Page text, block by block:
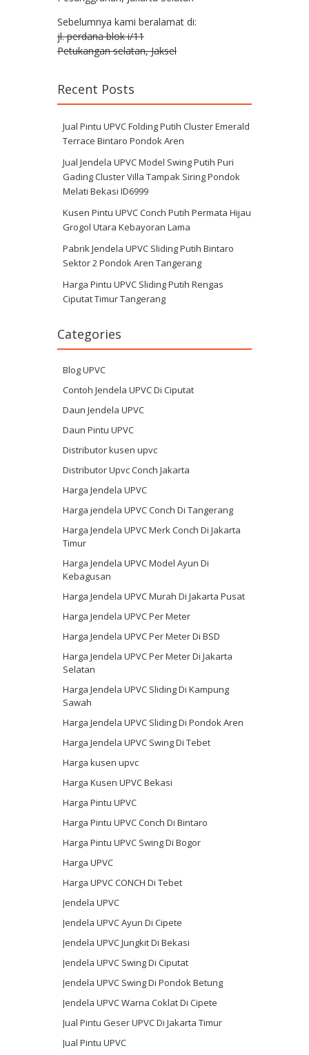
Sebelumnya kami beralamat di:
jl. perdana blok i/11
Petukangan selatan, Jaksel
Recent Posts
Jual Pintu UPVC Folding Putih Cluster Emerald
Terrace Bintaro Pondok Aren
Jual Jendela UPVC Model Swing Putih Puri
Gading Cluster Villa Tampak Siring Pondok
Melati Bekasi ID6999
Kusen Pintu UPVC Conch Putih Permata Hijau
Grogol Utara Kebayoran Lama
Pabrik Jendela UPVC Sliding Putih Bintaro
Sektor 2 Pondok Aren Tangerang
Harga Pintu UPVC Sliding Putih Rengas
Ciputat Timur Tangerang
Categories
Blog UPVC
Contoh Jendela UPVC Di Ciputat
Daun Jendela UPVC
Daun Pintu UPVC
Distributor kusen upvc
Distributor Upvc Conch Jakarta
Harga Jendela UPVC
Harga jendela UPVC Conch Di Tangerang
Harga Jendela UPVC Merk Conch Di Jakarta
Timur
Harga Jendela UPVC Model Ayun Di
Kebagusan
Harga Jendela UPVC Murah Di Jakarta Pusat
Harga Jendela UPVC Per Meter
Harga Jendela UPVC Per Meter Di BSD
Harga Jendela UPVC Per Meter Di Jakarta
Selatan
Harga Jendela UPVC Sliding Di Kampung
Sawah
Harga Jendela UPVC Sliding Di Pondok Aren
Harga Jendela UPVC Swing Di Tebet
Harga kusen upvc
Harga Kusen UPVC Bekasi
Harga Pintu UPVC
Harga Pintu UPVC Conch Di Bintaro
Harga Pintu UPVC Swing Di Bogor
Harga UPVC
Harga UPVC CONCH Di Tebet
Jendela UPVC
Jendela UPVC Ayun Di Cipete
Jendela UPVC Jungkit Di Bekasi
Jendela UPVC Swing Di Ciputat
Jendela UPVC Swing Di Pondok Betung
Jendela UPVC Warna Coklat Di Cipete
Jual Pintu Geser UPVC Di Jakarta Timur
Jual Pintu UPVC